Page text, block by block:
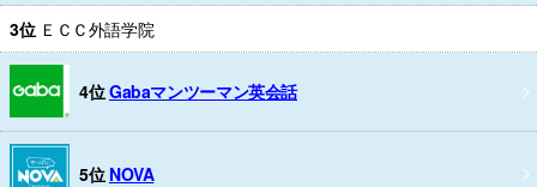
3位 ＥＣＣ外語学院
4位Gabaマンツーマン英会話
5位 NOVA